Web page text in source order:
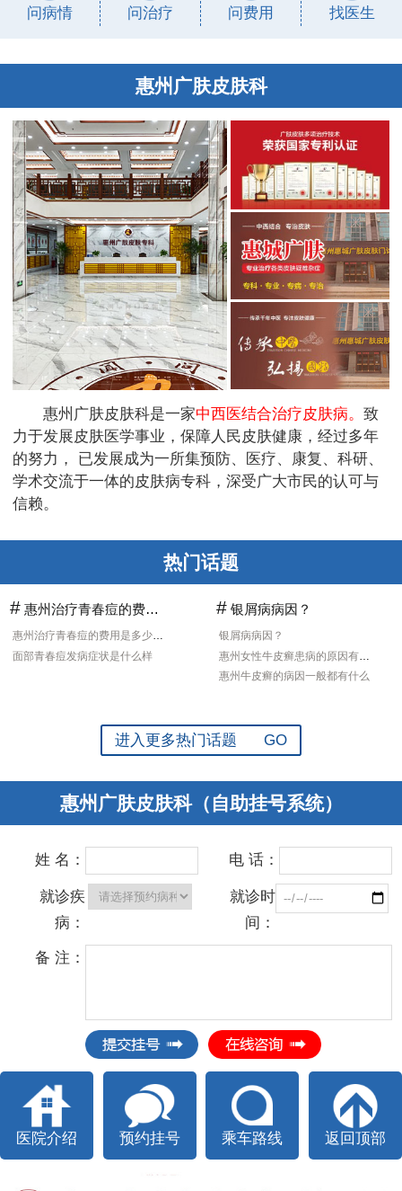
问病情 问治疗 问费用 找医生
惠州广肤皮肤科
惠州广肤皮肤科是一家中西医结合治疗皮肤病。 致
力于发展皮肤医学事业，保障人民皮肤健康，经过多年
的努力， 已发展成为一所集预防、医疗、康复、科研、
学术交流于一体的皮肤病专科，深受广大市民的认可与
信赖。
热门话题
# 惠州治疗青春痘的费用是多少?青春痘的症状有什
惠州治疗青春痘的费用是多少?青春痘的症状有什
面部青春痘发病症状是什么样
# 银屑病病因？
银屑病病因？
惠州女性牛皮癣患病的原因有哪些
惠州牛皮癣的病因一般都有什么
进入更多热门话题 GO
惠州广肤皮肤科（自助挂号系统）
姓 名： 电 话：
就诊疾
病：
就诊时
间：
备 注：
医院介绍 预约挂号 乘车路线 返回顶部